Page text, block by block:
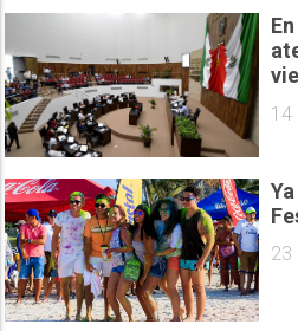
14
23